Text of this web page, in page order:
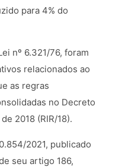
para 4% do
nº 6.321/76, foram
relacionados ao
as regras
no Decreto
2018 (RIR/18).
2021, publicado
seu artigo 186,